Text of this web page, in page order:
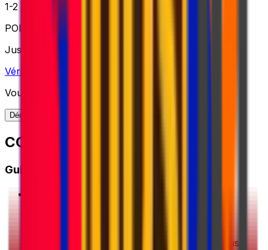
1-2 jours ouvrables
POIDS
Jusqu'à 70kg
Vérifier l'option
Vous cherchez d'autres options d'expédition ?
Découvrez toutes nos solutions
COMMENT ÇA MARCHE ?
Guide de démarrage rapide
Saisissez les détails de votre envoi. Nous vous